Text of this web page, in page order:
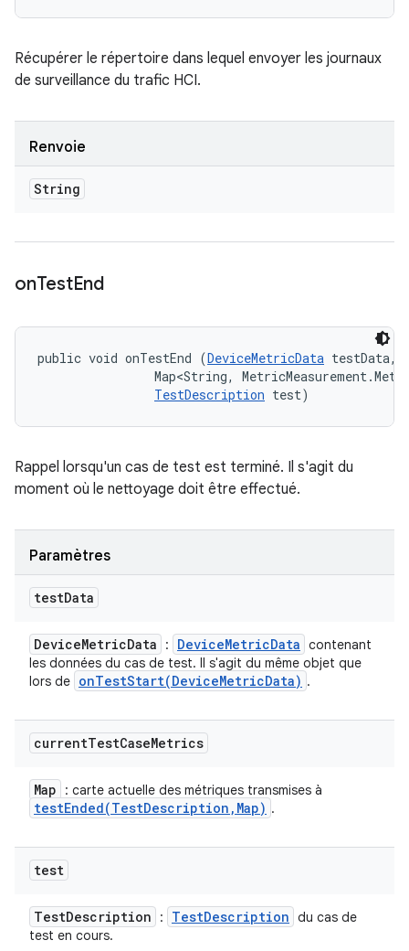
Récupérer le répertoire dans lequel envoyer les journaux
de surveillance du trafic HCI.
Renvoie
String
onTestEnd
public void onTestEnd (DeviceMetricData testData,
Map<String,
TestDescription test)
Rappel lorsqu'un cas de test est terminé. Il s'agit du
moment où le nettoyage doit être effectué.
Paramètres
testData
DeviceMetricData : DeviceMetricData contenant
les données du cas de test. Il s'agit du même objet que
lors de onTestStart(DeviceMetricData) .
currentTestCaseMetrics
Map : carte actuelle des métriques transmises à
testEnded(TestDescription , Map) .
test
TestDescription : TestDescription du cas de
test en cours.